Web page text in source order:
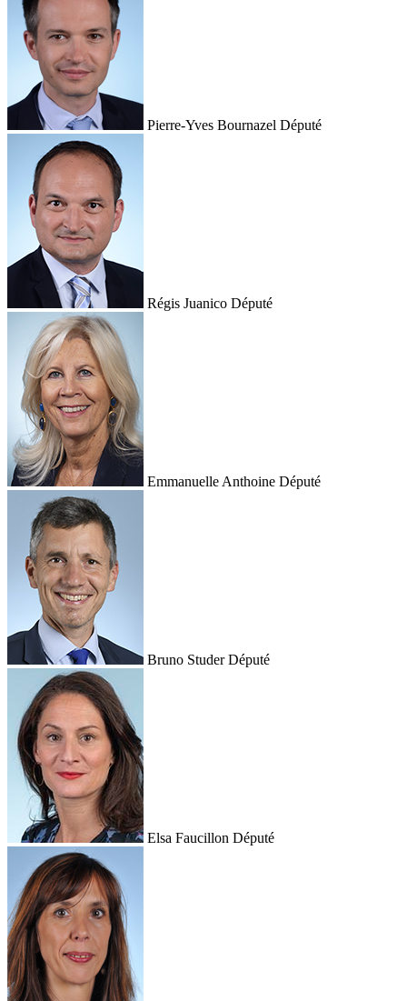
Pierre-Yves Bournazel Député
Régis Juanico Député
Emmanuelle Anthoine Député
Bruno Studer Député
Elsa Faucillon Député